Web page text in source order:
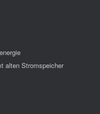
alten Stromspeicher